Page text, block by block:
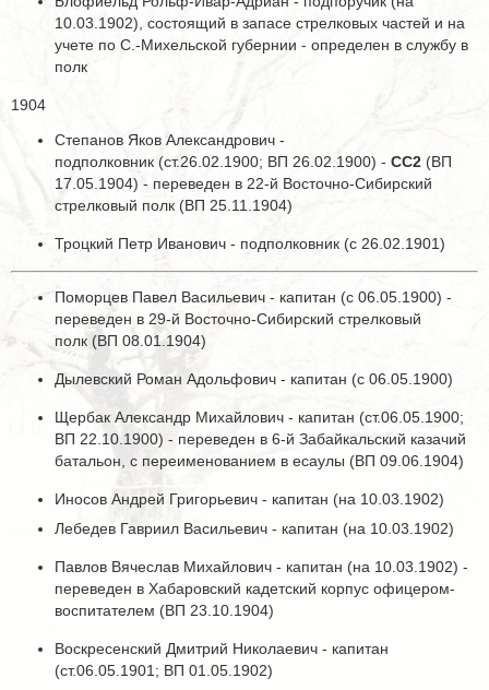
10.03.1902), состоящий в запасе стрелковых частей и на
учете по С.-Михельской губернии - определен в службу в
полк
1904
Степанов Яков Александрович -
подполковник (ст.26.02.1900; ВП 26.02.1900) - СС2 (ВП
17.05.1904) - переведен в 22-й Восточно-Сибирский
стрелковый полк (ВП 25.11.1904)
Троцкий Петр Иванович - подполковник (с 26.02.1901)
Поморцев Павел Васильевич - капитан (с 06.05.1900) -
переведен в 29-й Восточно-Сибирский стрелковый
полк (ВП 08.01.1904)
Дылевский Роман Адольфович - капитан (с 06.05.1900)
Щербак Александр Михайлович - капитан (ст.06.05.1900;
ВП 22.10.1900) - переведен в 6-й Забайкальский казачий
батальон, с переименованием в есаулы (ВП 09.06.1904)
Иносов Андрей Григорьевич - капитан (на 10.03.1902)
Лебедев Гавриил Васильевич - капитан (на 10.03.1902)
Павлов Вячеслав Михайлович - капитан (на 10.03.1902) -
переведен в Хабаровский кадетский корпус офицером-
воспитателем (ВП 23.10.1904)
Воскресенский Дмитрий Николаевич - капитан
(ст.06.05.1901; ВП 01.05.1902)